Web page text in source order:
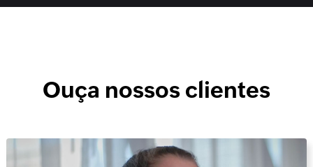
Ouça nossos clientes